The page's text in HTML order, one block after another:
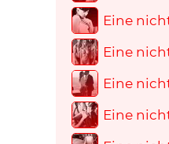
Eine
Eine
Eine
Eine